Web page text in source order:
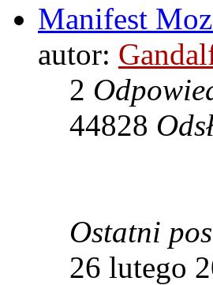
Manifest
autor:
2
44828
Ostatni
26 lutego